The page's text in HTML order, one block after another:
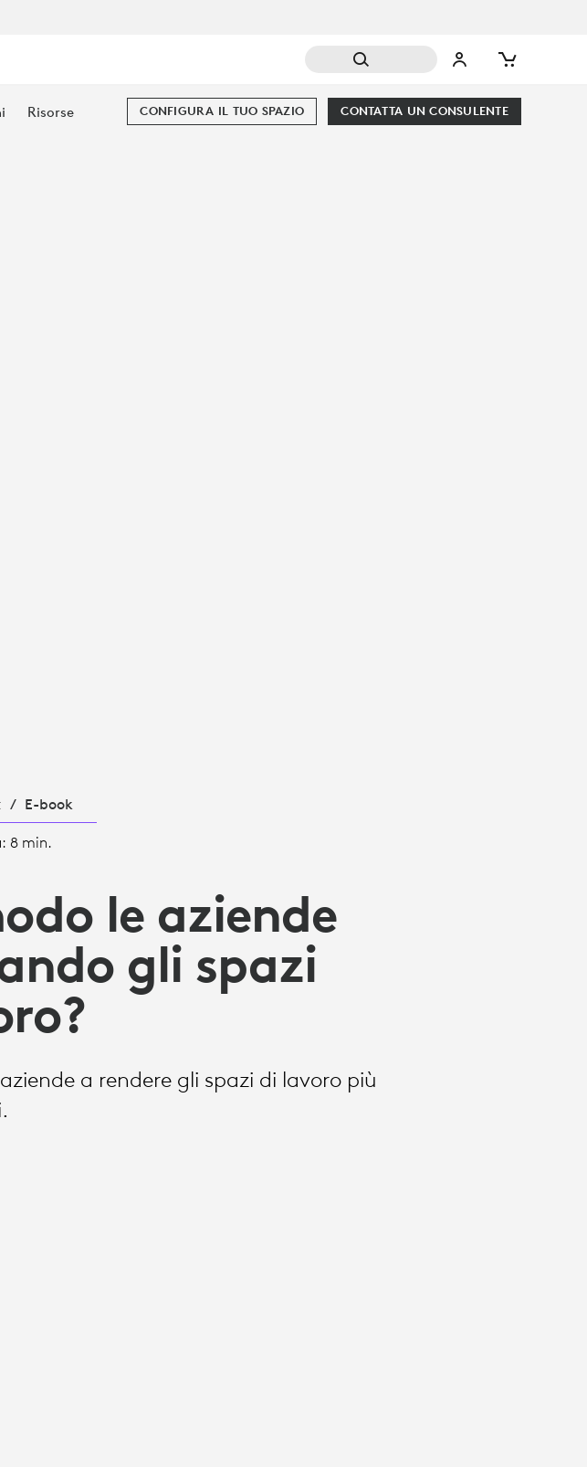
Risorse CONTATTA UN CONSULENTE
CONFIGURA IL TUO SPAZIO
E-book
8 min.
le aziende
gli spazi
a rendere gli spazi di lavoro più